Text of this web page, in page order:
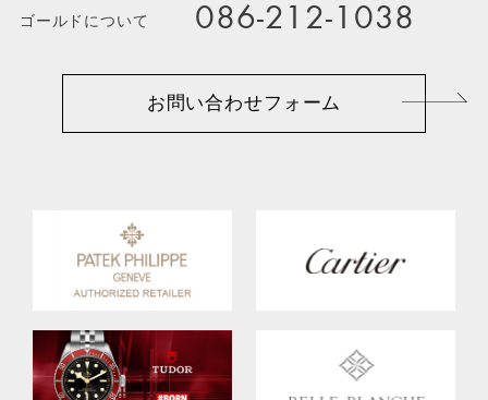
ゴールドについて 086-212-1038
お問い合わせフォーム